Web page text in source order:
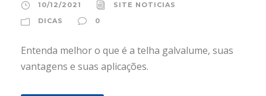
10/12/2021
SITE NOTICIAS
DICAS
0
Entenda melhor o que é a telha galvalume, suas
vantagens e suas aplicações.